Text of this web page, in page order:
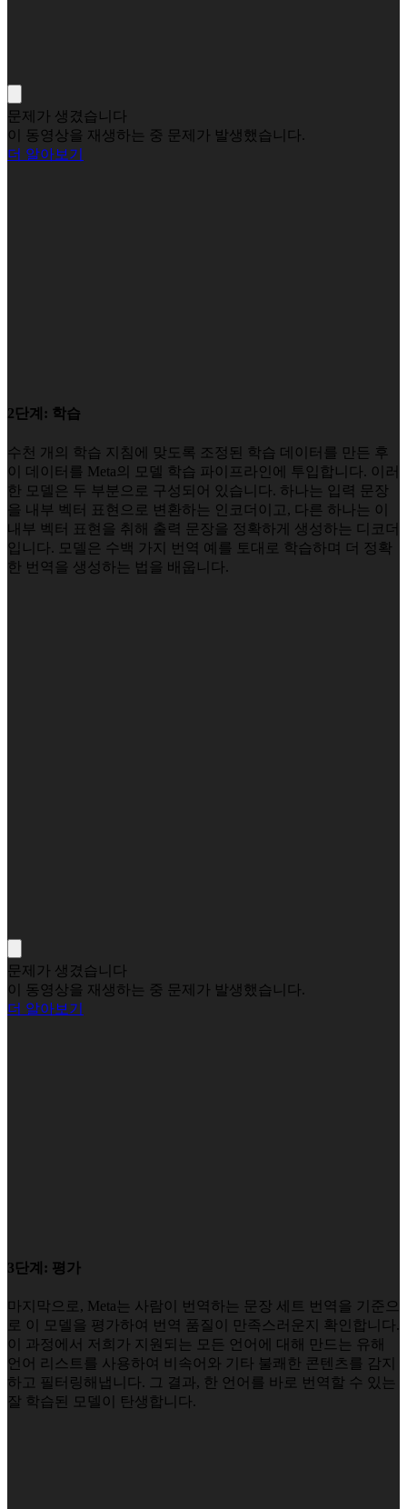
문제가 생겼습니다
이 동영상을 재생하는 중 문제가 발생했습니다.
더 알아보기
2단계: 학습
수천 개의 학습 지침에 맞도록 조정된 학습 데이터를 만든 후
이 데이터를 Meta의 모델 학습 파이프라인에 투입합니다. 이러
한 모델은 두 부분으로 구성되어 있습니다. 하나는 입력 문장
을 내부 벡터 표현으로 변환하는 인코더이고, 다른 하나는 이
내부 벡터 표현을 취해 출력 문장을 정확하게 생성하는 디코더
입니다. 모델은 수백 가지 번역 예를 토대로 학습하며 더 정확
한 번역을 생성하는 법을 배웁니다.
문제가 생겼습니다
이 동영상을 재생하는 중 문제가 발생했습니다.
더 알아보기
3단계: 평가
마지막으로, Meta는 사람이 번역하는 문장 세트 번역을 기준으
로 이 모델을 평가하여 번역 품질이 만족스러운지 확인합니다.
이 과정에서 저희가 지원되는 모든 언어에 대해 만드는 유해
언어 리스트를 사용하여 비속어와 기타 불쾌한 콘텐츠를 감지
하고 필터링해냅니다. 그 결과, 한 언어를 바로 번역할 수 있는
잘 학습된 모델이 탄생합니다.